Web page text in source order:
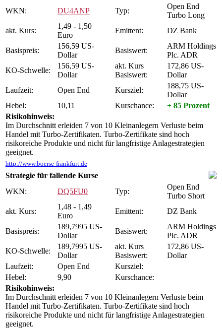
WKN:
DU4ANP Typ:
Open End
Turbo Long
akt. Kurs:
1,49 - 1,50
Euro
Emittent: DZ Bank
Basispreis:
156,59 US-
Dollar
Basiswert:
ARM Holdings
Plc. ADR
KO-Schwelle:
156,59 US-
Dollar
akt. Kurs
Basiswert:
172,86 US-
Dollar
Laufzeit:
Open End Kursziel:
188,75 US-
Dollar
Hebel:
10,11 Kurschance:
+ 85 Prozent
Risikohinweis:
Im Durchschnitt erleiden 7 von 10 Kleinanlegern Verluste beim
Handel mit Turbo-Zertifikaten. Turbo-Zertifikate sind hoch
risikoreiche Produkte und nicht für langfristige Anlagestrategien
geeignet.
http://www.boerse-frankfurt.de
Strategie für fallende Kurse
WKN:
DQ5FU0 Typ:
Open End
Turbo Short
akt. Kurs:
1,48 - 1,49
Euro
Emittent: DZ Bank
Basispreis:
189,7995 US-
Dollar
Basiswert:
ARM Holdings
Plc. ADR
KO-Schwelle:
189,7995 US-
Dollar
akt. Kurs
Basiswert:
172,86 US-
Dollar
Laufzeit:
Open End
Kursziel:
Hebel:
9,90
Kurschance:
Risikohinweis:
Im Durchschnitt erleiden 7 von 10 Kleinanlegern Verluste beim
Handel mit Turbo-Zertifikaten. Turbo-Zertifikate sind hoch
risikoreiche Produkte und nicht für langfristige Anlagestrategien
geeignet.